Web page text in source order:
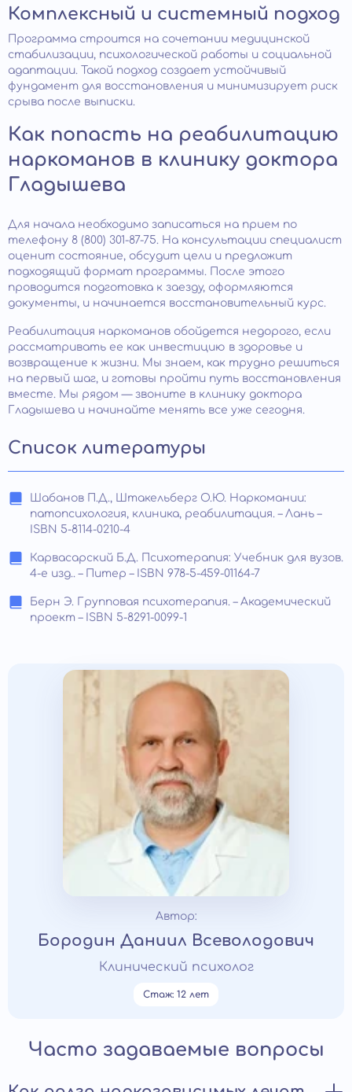
Комплексный и системный подход
Программа строится на сочетании медицинской
стабилизации, психологической работы и социальной
адаптации. Такой подход создает устойчивый
фундамент для восстановления и минимизирует риск
срыва после выписки.
Как попасть на реабилитацию
наркоманов в клинику доктора
Гладышева
Для начала необходимо записаться на прием по
телефону 8 (800) 301-87-75. На консультации специалист
оценит состояние, обсудит цели и предложит
подходящий формат программы. После этого
проводится подготовка к заезду, оформляются
документы, и начинается восстановительный курс.
Реабилитация наркоманов обойдется недорого, если
рассматривать ее как инвестицию в здоровье и
возвращение к жизни. Мы знаем, как трудно решиться
на первый шаг, и готовы пройти путь восстановления
вместе. Мы рядом — звоните в клинику доктора
Гладышева и начинайте менять все уже сегодня.
Список литературы
Шабанов П.Д., Штакельберг О.Ю. Наркомании:
патопсихология, клиника, реабилитация. – Лань –
ISBN 5-8114-0210-4
Карвасарский Б.Д. Психотерапия: Учебник для вузов.
4-е изд.. – Питер – ISBN 978-5-459-01164-7
Берн Э. Групповая психотерапия. – Академический
проект – ISBN 5-8291-0099-1
Автор:
Бородин Даниил Всеволодович
Клинический психолог
Стаж: 12 лет
Часто задаваемые вопросы